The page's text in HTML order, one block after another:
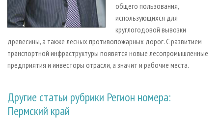
общего пользования,
использующихся для
круглогодовой вывозки
древесины, а также лесных противопожарных дорог. С развитием
транспортной инфраструктуры появятся новые лесопромышленные
предприятия и инвесторы отрасли, а значит и рабочие места.
Другие статьи рубрики Регион номера:
Пермский край